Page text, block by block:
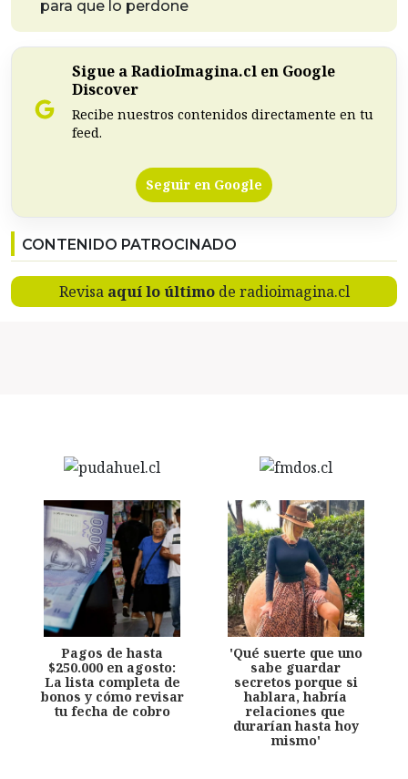
para que lo perdone
Sigue a RadioImagina.cl en Google
Discover
Recibe nuestros contenidos directamente en tu
feed.
Seguir en Google
CONTENIDO PATROCINADO
Revisa aquí lo últimode radioimagina.cl
Pagos de hasta
$250.000 en agosto:
La lista completa de
bonos y cómo revisar
tu fecha de cobro
'Qué suerte que uno
sabe guardar
secretos porque si
hablara, habría
relaciones que
durarían hasta hoy
mismo'